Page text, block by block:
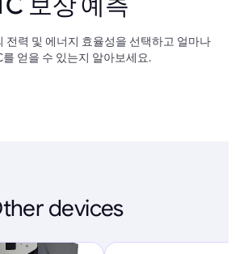
전력 및 에너지 효율성을 선택하고 얼마나
를 얻을 수 있는지 알아보세요.
devices